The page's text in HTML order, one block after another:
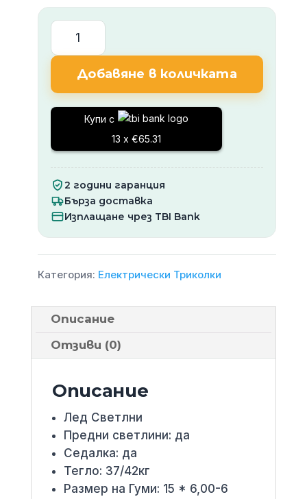
количество
за
Електрическа
Триколка
BL
Черна
Добавяне в количката
Купи с
13 x €65.31
2 години гаранция
Бърза доставка
Изплащане чрез TBI Bank
Категория: Електрически Триколки
Описание
Отзиви (0)
Описание
Лед Светлни
Предни светлини: да
Седалка: да
Тегло: 37/42кг
Размер на Гуми: 15 * 6,00-6